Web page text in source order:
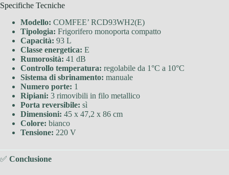
Specifiche Tecniche
Modello: COMFEE’ RCD93WH2(E)
Tipologia: Frigorifero monoporta compatto
Capacità: 93 L
Classe energetica: E
Rumorosità: 41 dB
Controllo temperatura: regolabile da 1°C a 10°C
Sistema di sbrinamento: manuale
Numero porte: 1
Ripiani: 3 rimovibili in filo metallico
Porta reversibile: sì
Dimensioni: 45 x 47,2 x 86 cm
Colore: bianco
Tensione: 220 V
✅ Conclusione